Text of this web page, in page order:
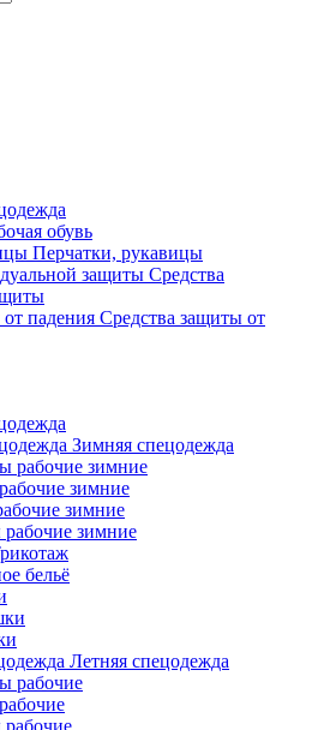
обувь
Перчатки, рукавицы
Средства
Средства защиты от
Зимняя спецодежда
рабочие зимние
зимние
зимние
зимние
бельё
Летняя спецодежда
рабочие